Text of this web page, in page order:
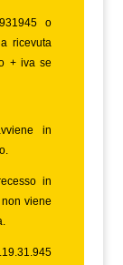
o
ricevuta
+ iva se
in
in
viene